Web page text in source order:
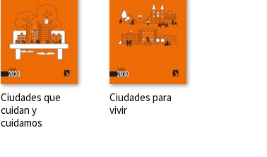
Ciudades que
cuidan y
cuidamos
Ciudades para
vivir